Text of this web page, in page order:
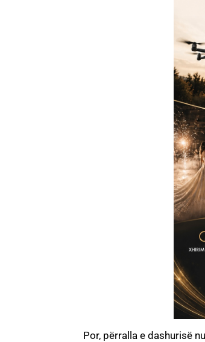
Por, përralla e dashurisë